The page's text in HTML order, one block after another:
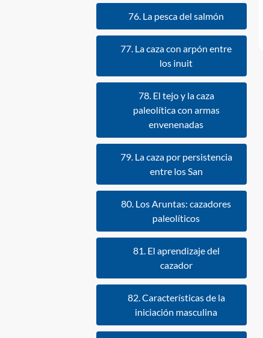
76. La pesca del salmón
77. La caza con arpón entre
los inuit
78. El tejo y la caza
paleolítica con armas
envenenadas
79. La caza por persistencia
entre los San
80. Los Aruntas: cazadores
paleolíticos
81. El aprendizaje del
cazador
82. Características de la
iniciación masculina